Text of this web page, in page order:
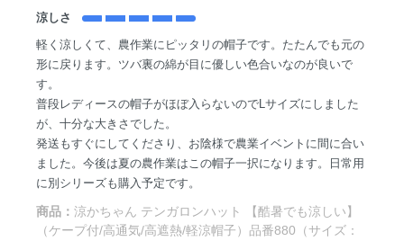
涼しさ
軽く涼しくて、農作業にピッタリの帽子です。たたんでも元の
形に戻ります。ツバ裏の綿が目に優しい色合いなのが良いで
す。
普段レディースの帽子がほぼ入らないのでLサイズにしました
が、十分な大きさでした。
発送もすぐにしてくださり、お陰様で農業イベントに間に合い
ました。今後は夏の農作業はこの帽子一択になります。日常用
に別シリーズも購入予定です。
商品： 涼かちゃん テンガロンハット 【酷暑でも涼しい】
（ケープ付/高通気/高遮熱/軽涼帽子）品番880（サイズ：